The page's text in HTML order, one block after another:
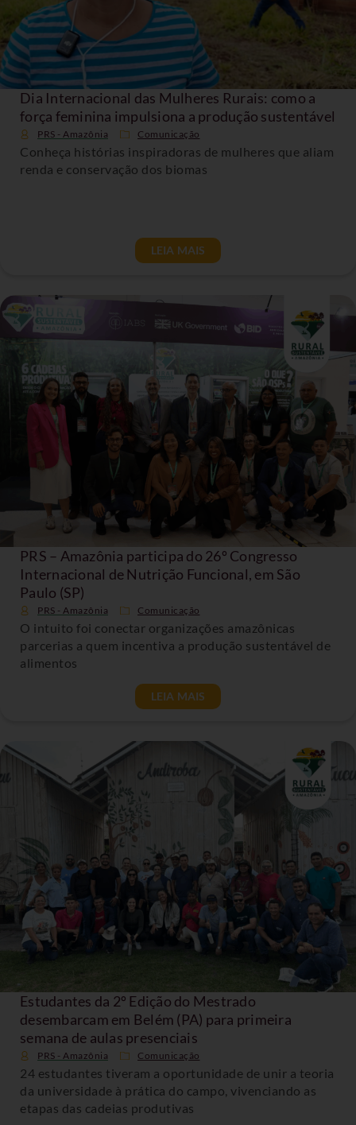
Dia Internacional das Mulheres Rurais: como a
força feminina impulsiona a produção sustentável
PRS - Amazônia Comunicação
Conheça histórias inspiradoras de mulheres que aliam
renda e conservação dos biomas
LEIA MAIS
PRS – Amazônia participa do 26º Congresso
Internacional de Nutrição Funcional, em São
Paulo (SP)
PRS - Amazônia Comunicação
O intuito foi conectar organizações amazônicas
parcerias a quem incentiva a produção sustentável de
alimentos
LEIA MAIS
Estudantes da 2º Edição do Mestrado
desembarcam em Belém (PA) para primeira
semana de aulas presenciais
PRS - Amazônia Comunicação
24 estudantes tiveram a oportunidade de unir a teoria
da universidade à prática do campo, vivenciando as
etapas das cadeias produtivas